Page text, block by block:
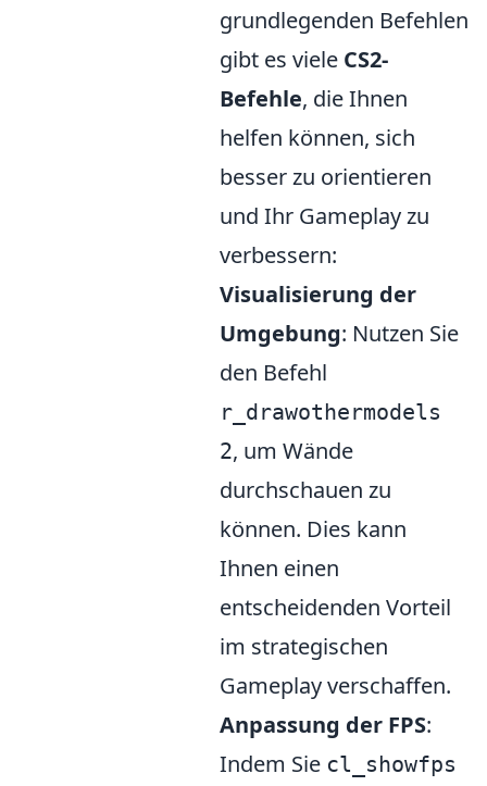
grundlegenden Befehlen
gibt es viele CS2-
Befehle, die Ihnen
helfen können, sich
besser zu orientieren
und Ihr Gameplay zu
verbessern:
Visualisierung der
Umgebung: Nutzen Sie
den Befehl
r_drawothermodels
2, um Wände
durchschauen zu
können. Dies kann
Ihnen einen
entscheidenden Vorteil
im strategischen
Gameplay verschaffen.
Anpassung der FPS:
Indem Sie cl_showfps